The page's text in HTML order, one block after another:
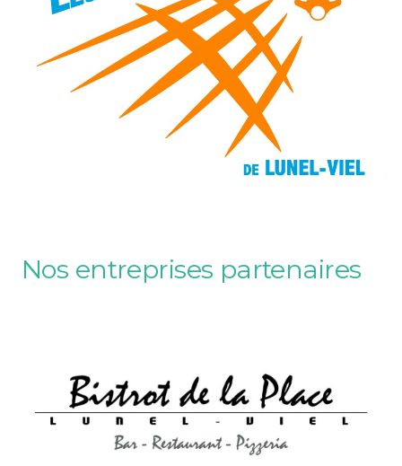
Nos entreprises partenaires